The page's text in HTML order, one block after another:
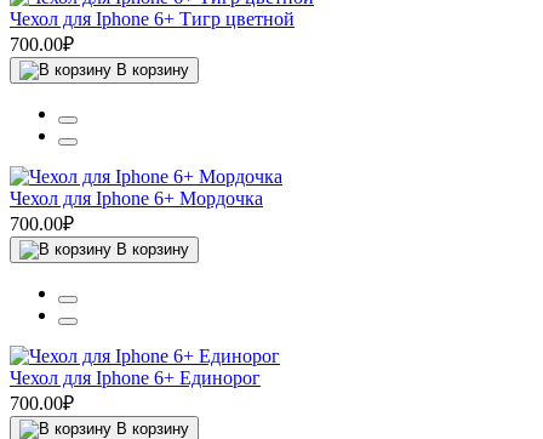
Чехол для Iphone 6+ Тигр цветной
700.00₽
В корзину
Чехол для Iphone 6+ Мордочка
700.00₽
В корзину
Чехол для Iphone 6+ Единорог
700.00₽
В корзину